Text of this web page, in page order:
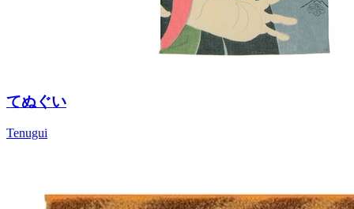
てぬぐい
Tenugui